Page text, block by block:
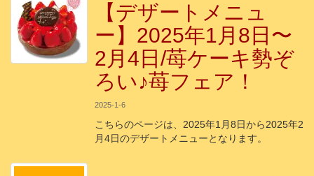
【デザートメニュ
ー】2025年1月8日〜
2月4日/苺ケーキ勢ぞ
ろい♪苺フェア！
2025-1-6
こちらのページは、2025年1月8日から2025年2
月4日のデザートメニューとなります。